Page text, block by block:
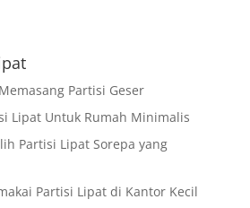
Partisi Geser
Lipat Untuk Rumah Minimalis
Partisi Lipat Sorepa yang
Partisi Lipat di Kantor Kecil